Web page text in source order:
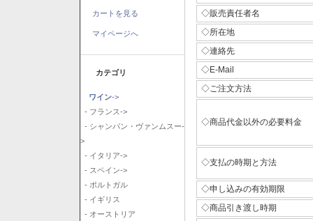
カートを見る
マイページへ
カテゴリ
ワイン->
- フランス->
- シャンパン・ヴァンムスー-
>
- イタリア->
- スペイン->
- ポルトガル
- イギリス
- オーストリア
◇販売責任者名
◇所在地
◇連絡先
◇E-Mail
◇ご注文方法
◇商品代金以外の必要料金
◇支払の時期と方法
◇申し込みの有効期限
◇商品引き渡し時期